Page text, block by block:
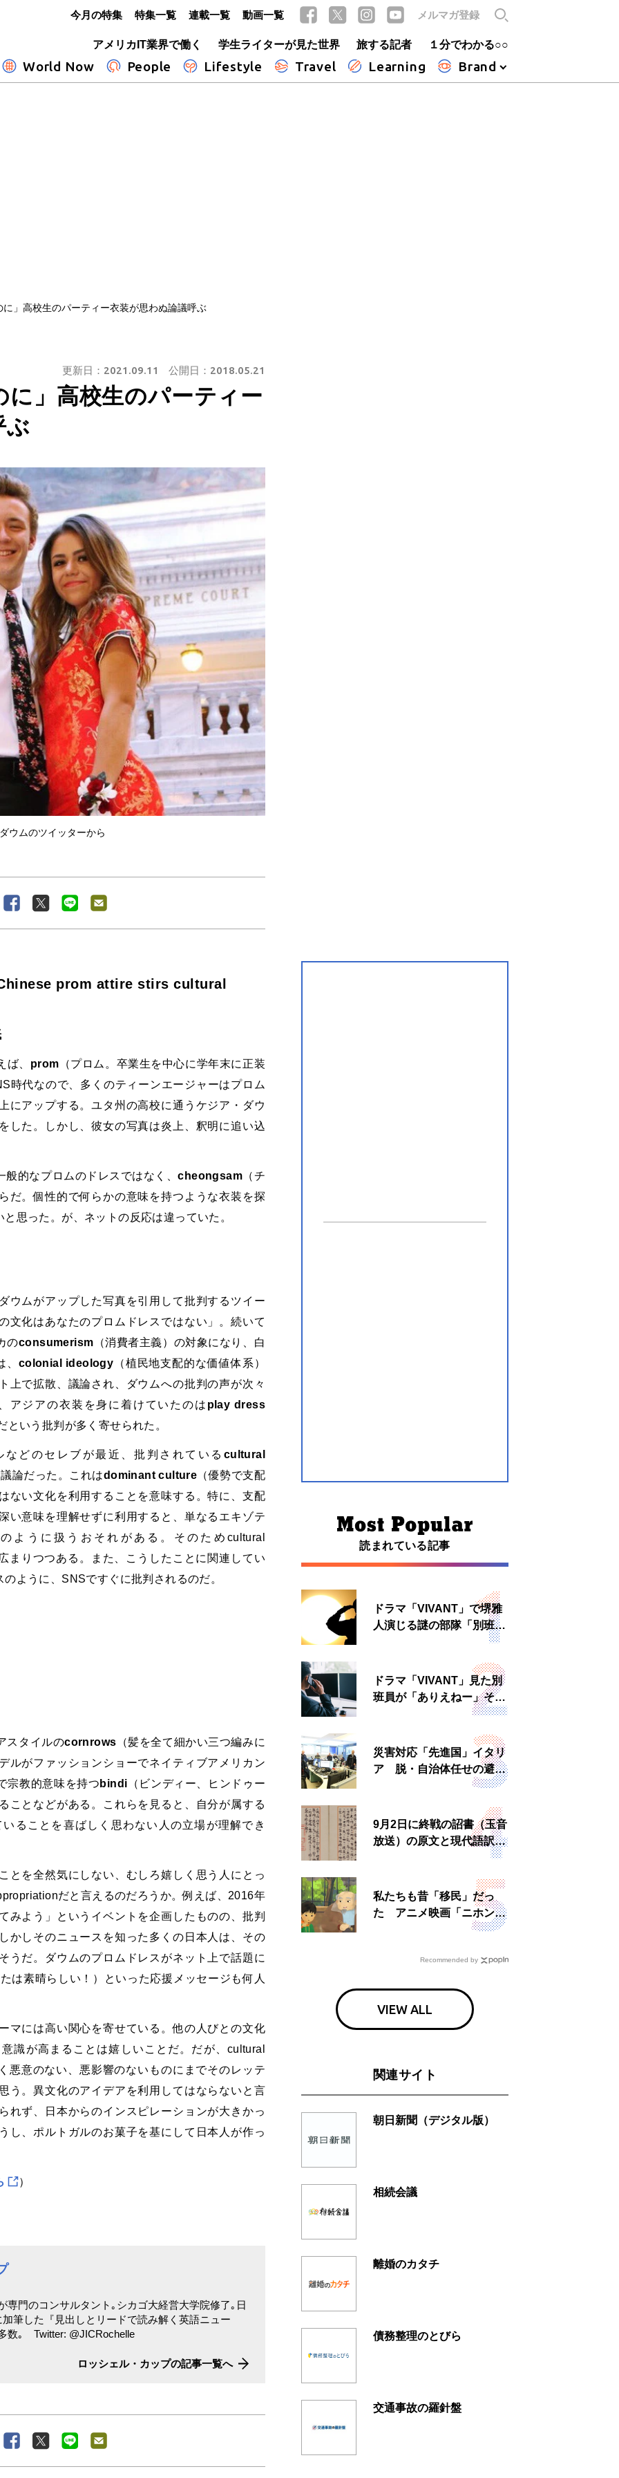
アメリカIT業界で働く
学生ライターが見た世界 旅する記者 １分でわかる○○
World Now People Lifestyle Travel Learning Brand
今月の特集 特集一覧 連載一覧 動画一覧 メルマガ登録
」高校生のパーティー衣装が思わぬ論議呼ぶ
」高校生のパーティー
ぶ
更新日： 2021.09.11 公開日： 2018.05.21
ウムのツイッターから
prom attire stirs cultural
、 prom （プロム。卒業生を中心に学年末に正装
時代なので、多くのティーンエージャーはプロム
にアップする。ユタ州の高校に通うケジア・ダウ
した。しかし、彼女の写真は炎上、釈明に追い込
般的なプロムのドレスではなく、cheongsam（チ
だ。個性的で何らかの意味を持つような衣装を探
思った。が、ネットの反応は違っていた。
ウムがアップした写真を引用して批判するツイー
文化はあなたのプロムドレスではない」。続いて
のconsumerism （消費者主義）の対象になり、白
colonial ideology （植民地支配的な価値体系）
上で拡散、議論され、ダウムへの批判の声が次々
アジアの衣装を身に着けていたのは play dress
いう批判が多く寄せられた。
どのセレブが最近、批判されている cultural
論だった。これはdominant culture （優勢で支配
ない文化を利用することを意味する。特に、支配
い意味を理解せずに利用すると、単なるエキゾテ
ように扱うおそれがある。そのためcultural
まりつつある。また、こうしたことに関連してい
ように、SNSですぐに批判されるのだ。
スタイルのcornrows （髪を全て細かい三つ編みに
ルがファッションショーでネイティブアメリカン
宗教的意味を持つ bindi （ビンディー、ヒンドゥー
ことなどがある。これらを見ると、自分が属する
ることを喜ばしく思わない人の立場が理解でき
とを全然気にしない、むしろ嬉しく思う人にとっ
だと言えるのだろうか。例えば、2016年
みよう」というイベントを企画したものの、批判
かしそのニュースを知った多くの日本人は、その
うだ。ダウムのプロムドレスがネット上で話題に
は素晴らしい！）といった応援メッセージも何人
マには高い関心を寄せている。他の人びとの文化
識が高まることは嬉しいことだ。だが、cultural
悪意のない、悪影響のないものにまでそのレッテ
う。異文化のアイデアを利用してはならないと言
れず、日本からのインスピレーションが大きかっ
し、ポルトガルのお菓子を基にして日本人が作っ
）
専門のコンサルタント｡シカゴ大経営大学院修了｡日
筆した『見出しとリードで読み解く英語ニュー
数｡ Twitter: @JICRochelle
ロッシェル・カップの記事一覧へ
読まれている記事
ドラマ「VIVANT」で堺雅
人演じる謎の部隊「別班」
は実在する？内情知る人物
ドラマ「VIVANT」見た別
班員が「ありえねー」その
理由とは 非公然組織ゆえ
災害対応「先進国」イタリ
ア 脱・自治体任せの避難
所運営、被災者への温かい
9月2日に終戦の詔書（玉音
放送）の原文と現代語訳を
読む もう一つの「終戦の
私たちも昔「移民」だっ
た アニメ映画「ニホンジ
Recommended by
VIEW ALL
関連サイト
朝日新聞（デジタル版）
相続会議
離婚のカタチ
債務整理のとびら
交通事故の羅針盤